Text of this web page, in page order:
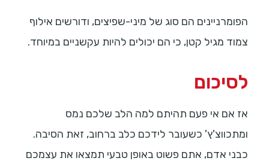
הפומרניינים הם סוג של מיני-שפיצים, ודורשים אילוף
צמוד מגיל קטן, כי הם יכולים להיות עקשניים במיוחד.
לסיכום
אז אם אי פעם תהיתם למה הלב שלכם נמס
ומתכווצ'ץ' כשעובר לידכם כלב ברחוב, זאת הסיבה.
כבני אדם, אתם פשוט באופן טבעי תמצאו את עצמכם